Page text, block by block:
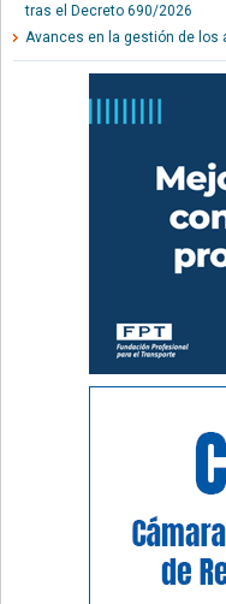
tras el Decreto 690/2026
Avances en la gestión de los